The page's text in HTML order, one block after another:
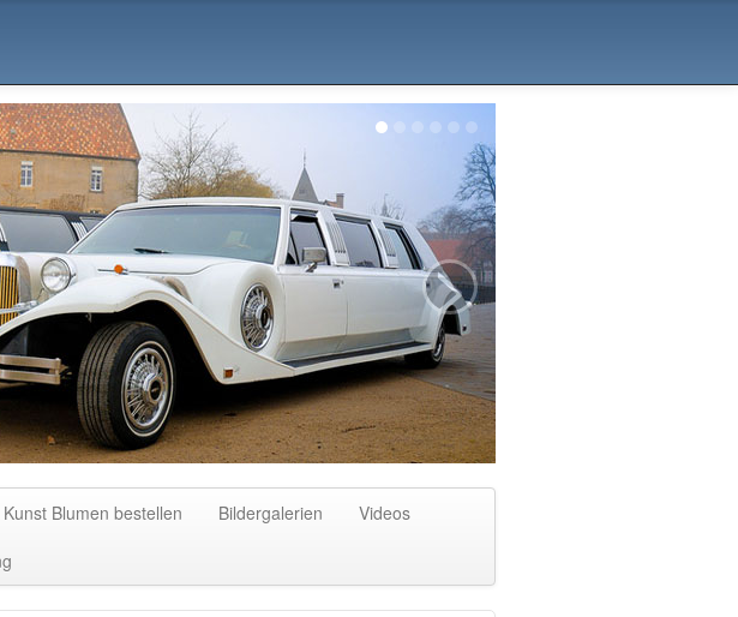
>
Blumen bestellen Bildergalerien
Videos